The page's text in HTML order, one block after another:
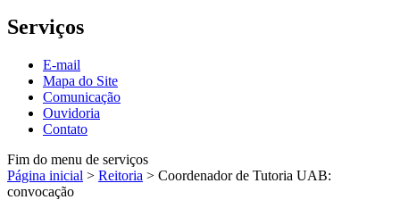
Serviços
E-mail
Mapa do Site
Comunicação
Ouvidoria
Contato
Fim do menu de serviços
Página inicial > Reitoria > Coordenador de Tutoria UAB:
convocação